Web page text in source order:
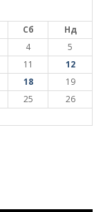
Сб
Нд
4
5
11
12
18
19
25
26